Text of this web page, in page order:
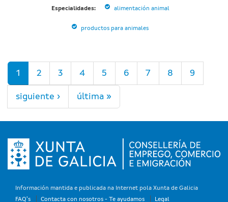
Especialidades: alimentación animal
productos para animales
Páginas
1 2 3 4 5 6 7 8 9
siguiente › última »
Información mantida e publicada na Internet pola Xunta de Galicia
FAQ's
Contacta con nosotros - Te ayudamos Legal